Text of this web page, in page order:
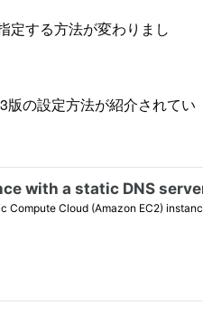
定する方法が変わりまし
版の設定方法が紹介されてい